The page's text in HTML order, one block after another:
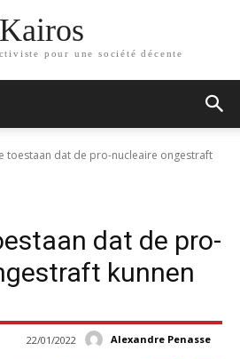
Kairos
pour une société décente
toestaan dat de pro-nucleaire ongestraft
dat de pro-
kunnen
Alexandre Penasse
22/01/2022